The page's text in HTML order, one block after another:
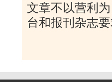
文章不以营利
台和报刊杂志